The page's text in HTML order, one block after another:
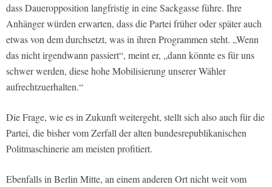
dass Daueropposition langfristig in eine Sackgasse führe. Ihre
Anhänger würden erwarten, dass die Partei früher oder später auch
etwas von dem durchsetzt, was in ihren Programmen steht. „Wenn
das nicht irgendwann passiert“, meint er, „dann könnte es für uns
schwer werden, diese hohe Mobilisierung unserer Wähler
aufrechtzuerhalten.“
Die Frage, wie es in Zukunft weitergeht, stellt sich also auch für die
Partei, die bisher vom Zerfall der alten bundesrepublikanischen
Politmaschinerie am meisten profitiert.
Ebenfalls in Berlin Mitte, an einem anderen Ort nicht weit vom